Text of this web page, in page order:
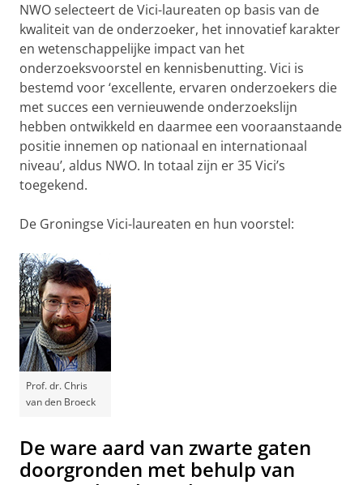
NWO selecteert de Vici-laureaten op basis van de
kwaliteit van de onderzoeker, het innovatief karakter
en wetenschappelijke impact van het
onderzoeksvoorstel en kennisbenutting. Vici is
bestemd voor ‘excellente, ervaren onderzoekers die
met succes een vernieuwende onderzoekslijn
hebben ontwikkeld en daarmee een vooraanstaande
positie innemen op nationaal en internationaal
niveau’, aldus NWO. In totaal zijn er 35 Vici’s
toegekend.
De Groningse Vici-laureaten en hun voorstel:
Prof. dr. Chris
van den Broeck
De ware aard van zwarte gaten
doorgronden met behulp van